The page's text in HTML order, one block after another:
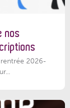
nos
rentrée 2026-